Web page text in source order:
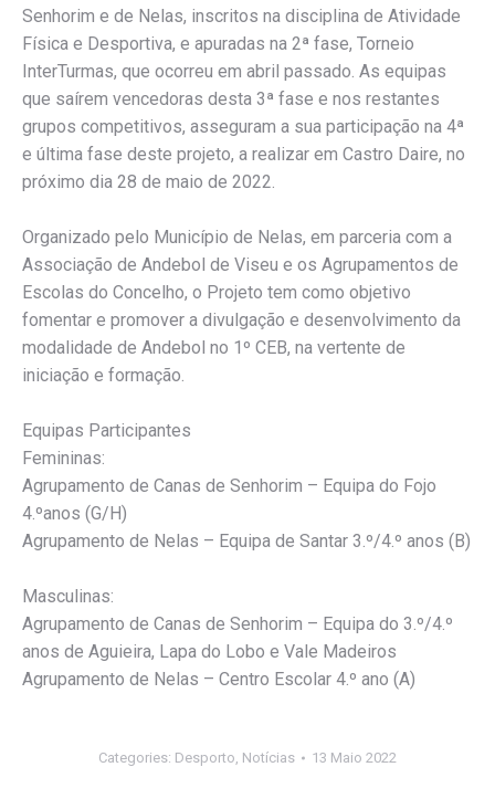
Senhorim e de Nelas, inscritos na disciplina de Atividade
Física e Desportiva, e apuradas na 2ª fase, Torneio
InterTurmas, que ocorreu em abril passado. As equipas
que saírem vencedoras desta 3ª fase e nos restantes
grupos competitivos, asseguram a sua participação na 4ª
e última fase deste projeto, a realizar em Castro Daire, no
próximo dia 28 de maio de 2022.
Organizado pelo Município de Nelas, em parceria com a
Associação de Andebol de Viseu e os Agrupamentos de
Escolas do Concelho, o Projeto tem como objetivo
fomentar e promover a divulgação e desenvolvimento da
modalidade de Andebol no 1º CEB, na vertente de
iniciação e formação.
Equipas Participantes
Femininas:
Agrupamento de Canas de Senhorim – Equipa do Fojo
4.ºanos (G/H)
Agrupamento de Nelas – Equipa de Santar 3.º/4.º anos (B)
Masculinas:
Agrupamento de Canas de Senhorim – Equipa do 3.º/4.º
anos de Aguieira, Lapa do Lobo e Vale Madeiros
Agrupamento de Nelas – Centro Escolar 4.º ano (A)
Categories: Desporto, Notícias 13 Maio 2022